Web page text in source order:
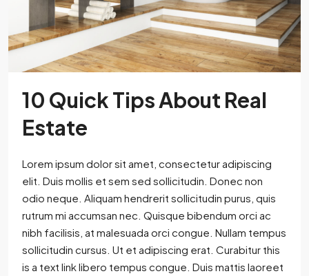
10 Quick Tips About Real
Estate
Lorem ipsum dolor sit amet, consectetur adipiscing
elit. Duis mollis et sem sed sollicitudin. Donec non
odio neque. Aliquam hendrerit sollicitudin purus, quis
rutrum mi accumsan nec. Quisque bibendum orci ac
nibh facilisis, at malesuada orci congue. Nullam tempus
sollicitudin cursus. Ut et adipiscing erat. Curabitur this
is a text link libero tempus congue. Duis mattis laoreet